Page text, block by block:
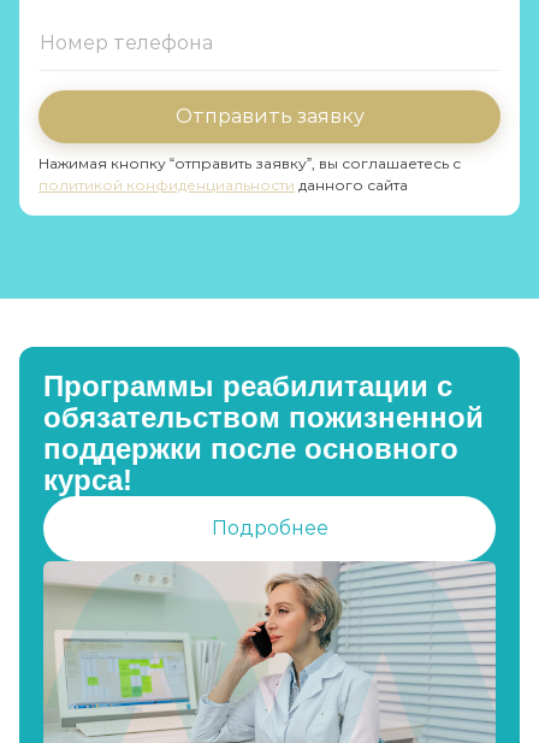
Отправить заявку
Нажимая кнопку “отправить заявку”, вы соглашаетесь с
политикой конфиденциальности данного сайта
Программы реабилитации с
обязательством пожизненной
поддержки после основного
курса!
Подробнее